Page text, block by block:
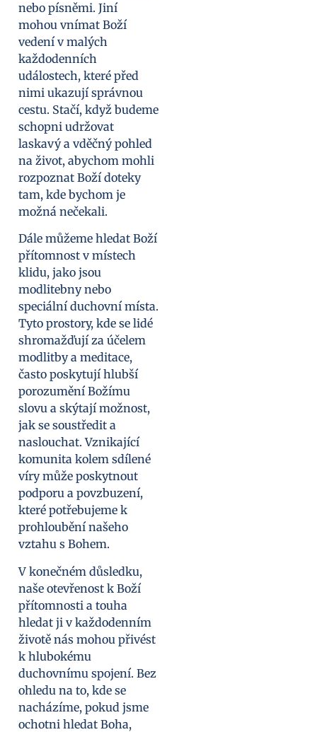
nebo písněmi. Jiní
mohou vnímat Boží
vedení v malých
každodenních
událostech, které před
nimi ukazují správnou
cestu. Stačí, když budeme
schopni udržovat
laskavý a vděčný pohled
na život, abychom mohli
rozpoznat Boží doteky
tam, kde bychom je
možná nečekali.
Dále můžeme hledat Boží
přítomnost v místech
klidu, jako jsou
modlitebny nebo
speciální duchovní místa.
Tyto prostory, kde se lidé
shromažďují za účelem
modlitby a meditace,
často poskytují hlubší
porozumění Božímu
slovu a skýtají možnost,
jak se soustředit a
naslouchat. Vznikající
komunita kolem sdílené
víry může poskytnout
podporu a povzbuzení,
které potřebujeme k
prohloubění našeho
vztahu s Bohem.
V konečném důsledku,
naše otevřenost k Boží
přítomnosti a touha
hledat ji v každodenním
životě nás mohou přivést
k hlubokému
duchovnímu spojení. Bez
ohledu na to, kde se
nacházíme, pokud jsme
ochotni hledat Boha,